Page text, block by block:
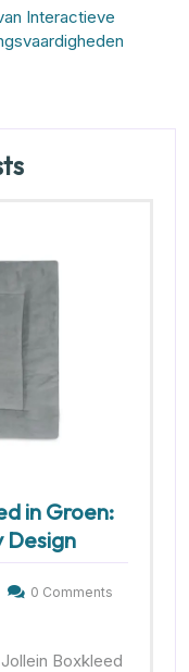
Interactieve
in Groen:
Design
0 Comments
Boxkleed